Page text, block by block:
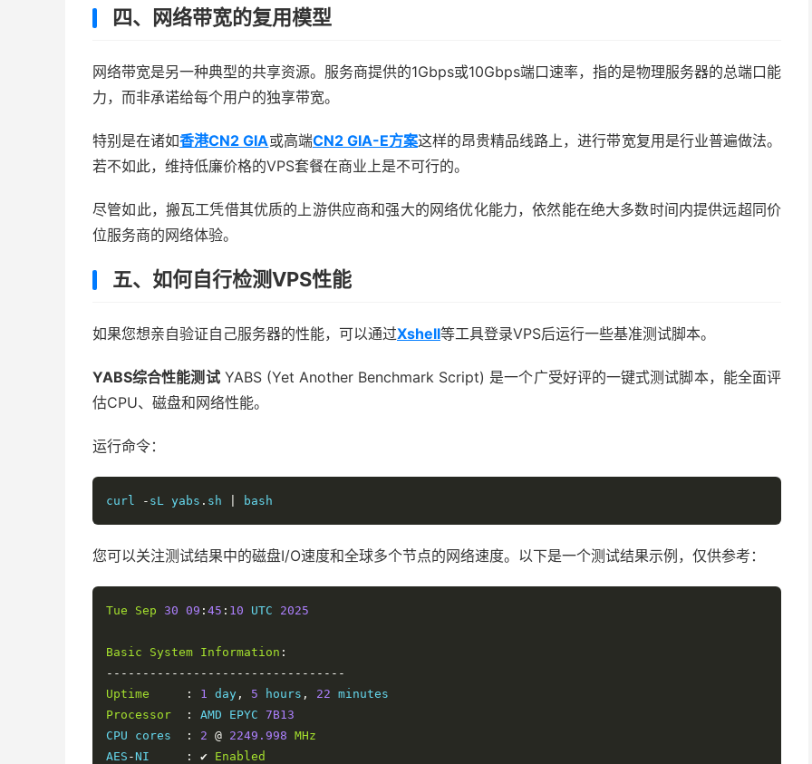
四、网络带宽的复用模型
网络带宽是另一种典型的共享资源。服务商提供的1Gbps或10Gbps端口速率，指的是物理服务器的总端口能
力，而非承诺给每个用户的独享带宽。
特别是在诸如香港CN2 GIA或高端CN2 GIA-E方案这样的昂贵精品线路上，进行带宽复用是行业普遍做法。
若不如此，维持低廉价格的VPS套餐在商业上是不可行的。
尽管如此，搬瓦工凭借其优质的上游供应商和强大的网络优化能力，依然能在绝大多数时间内提供远超同价
位服务商的网络体验。
五、如何自行检测VPS性能
如果您想亲自验证自己服务器的性能，可以通过Xshell等工具登录VPS后运行一些基准测试脚本。
YABS综合性能测试YABS (Yet Another Benchmark Script) 是一个广受好评的一键式测试脚本，能全面评
估CPU、磁盘和网络性能。
运行命令：
curl - sL yabs . sh bash
您可以关注测试结果中的磁盘I/O速度和全球多个节点的网络速度。以下是一个测试结果示例，仅供参考：
Tue Sep 30 09 : 45 : 10 UTC 2025
Basic System Information :
---------------------------------
Uptime
: 1 day , 5 hours , 22
Processor
: AMD EPYC 7B13
CPU cores
: 2 @ 2249.998 MHz
AES -NI : ✔ Enabled